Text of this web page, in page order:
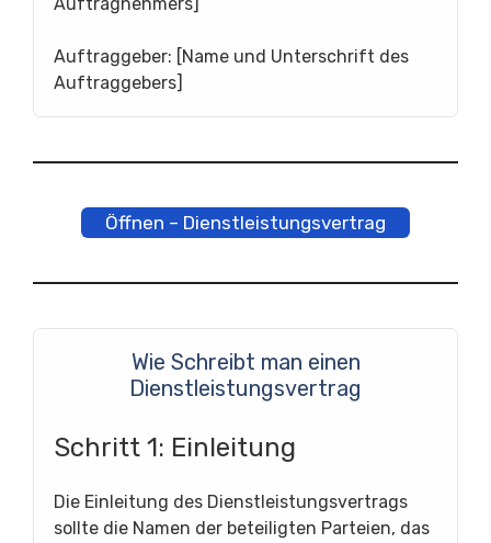
Auftraggeber: [Name und Unterschrift des
Auftraggebers]
Öffnen – Dienstleistungsvertrag
Wie Schreibt man einen
Dienstleistungsvertrag
Schritt 1: Einleitung
Die Einleitung des Dienstleistungsvertrags
sollte die Namen der beteiligten Parteien, das